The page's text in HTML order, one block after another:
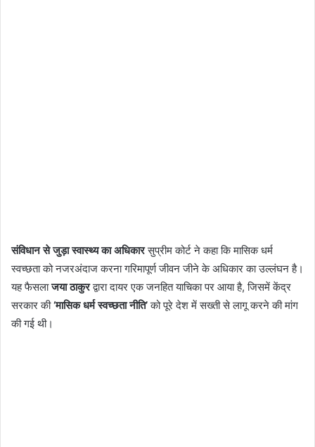
संविधान से जुड़ा स्वास्थ्य का अधिकारसुप्रीम कोर्ट ने कहा कि मासिक धर्म
स्वच्छता को नजरअंदाज करना गरिमापूर्ण जीवन जीने के अधिकार का उल्लंघन है।
यह फैसलाजया ठाकुरद्वारा दायर एक जनहित याचिका पर आया है, जिसमें केंद्र
सरकार की‘मासिक धर्म स्वच्छता नीति’को पूरे देश में सख्ती से लागू करने की मांग
की गई थी।